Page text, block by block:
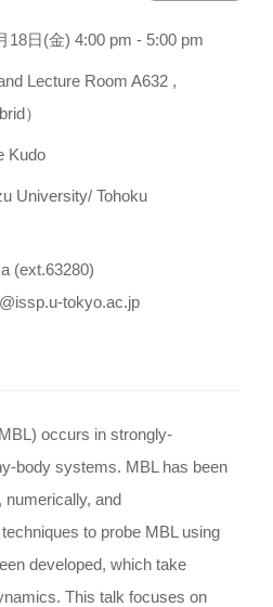
18日(金) 4:00 pm - 5:00 pm
Lecture Room A632 ,
）
Kudo
University/ Tohoku
(ext.63280)
tokyo.ac.jp
occurs in strongly-
body systems. MBL has been
numerically, and
to probe MBL using
developed, which take
This talk focuses on